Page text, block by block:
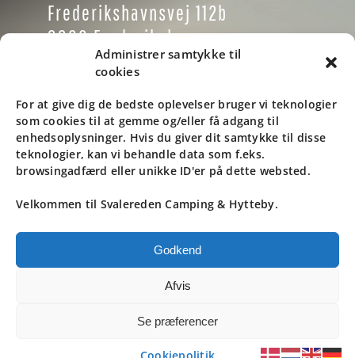
Administrer samtykke til
cookies
For at give dig de bedste oplevelser bruger vi teknologier
som cookies til at gemme og/eller få adgang til
enhedsoplysninger. Hvis du giver dit samtykke til disse
teknologier, kan vi behandle data som f.eks.
browsingadfærd eller unikke ID'er på dette websted.
Velkommen til Svalereden Camping & Hytteby.
Godkend
Afvis
Se præferencer
Frederikshavnsvej 112b
9900 Frederikshavn
Danmark
Tlf: +45 9846 1937
Email: info@svaleredencamping.dk
© ALL RIGHTS RESERVED. • SVALEREDEN
STRAND CAMPING • DESIGN BYBLACK CAT
STUDIO